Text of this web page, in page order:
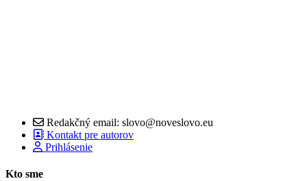
Redakčný email: slovo@noveslovo.eu
Kontakt pre autorov
Prihlásenie
Kto sme